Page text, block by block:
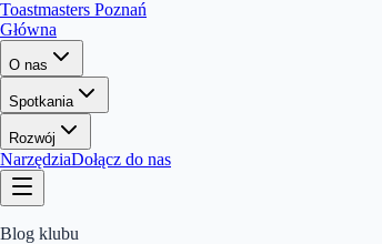
Toastmasters Poznań
Główna
O nas
Spotkania
Rozwój
NarzędziaDołącz do nas
Blog klubu